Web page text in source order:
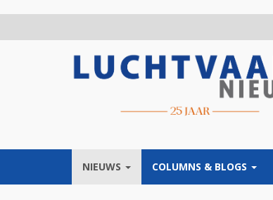
NIEUWS COLUMNS & BLOGS